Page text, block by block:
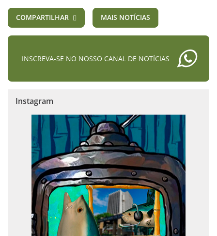
COMPARTILHAR MAIS NOTÍCIAS
INSCREVA-SE NO NOSSO CANAL DE NOTÍCIAS
Instagram